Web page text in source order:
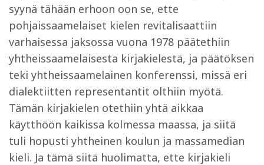
syynä tähään erhoon oon se, ette
pohjaissaamelaiset kielen revitalisaattiin
varhaisessa jaksossa vuona 1978 päätethiin
yhtheissaamelaisesta kirjakielestä, ja päätöksen
teki yhtheissaamelainen konferenssi, missä eri
dialektiitten representantit olthiin myötä.
Tämän kirjakielen otethiin yhtä aikkaa
käytthöön kaikissa kolmessa maassa, ja siitä
tuli hopusti yhtheinen koulun ja massamedian
kieli. Ja tämä siitä huolimatta, ette kirjakieli